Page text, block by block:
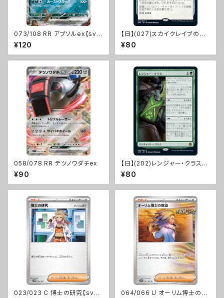
073/108 RR アブソルex【sv
3】Gレギュ
¥120
【日】(027)スカイクレイブの大
鎚/Maul of the Skyclaves
[ZNR]
¥80
058/078 RR テツノワダチex
¥90
【日】(202)レンジャー・クラス/R
anger Class [AFR]
¥80
023/023 C 博士の研究【sva
064/066 U オーリム博士の気